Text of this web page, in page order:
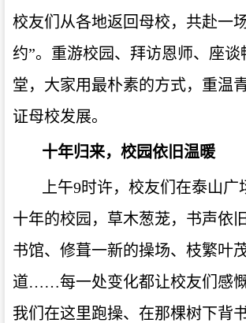
校友们从各地返回母校，共赴一
约”。重游校园、拜访恩师、座谈
堂，大家用最朴素的方式，重温
证母校发展。
十年归来，校园依旧温暖
上午9时许，校友们在泰山广
十年的校园，草木葱茏，书声依
书馆、修葺一新的操场、枝繁叶
道……每一处变化都让校友们感慨
我们在这里跑操、在那棵树下